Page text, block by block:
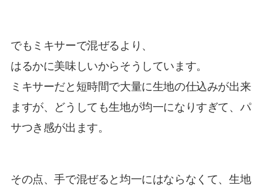
でもミキサーで混ぜるより、
はるかに美味しいからそうしています。
ミキサーだと短時間で大量に生地の仕込みが出来
ますが、
どうしても生地が均一になりすぎて、パ
サつき感が出ます。
その点、手で混ぜると均一にはならなくて、 生地